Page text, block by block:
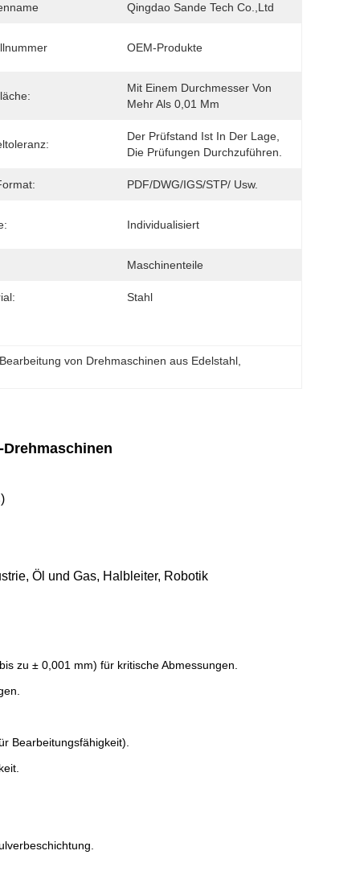
Qingdao Sande Tech Co.,Ltd
OEM-Produkte
Mit Einem Durchmesser Von
Mehr Als 0,01 Mm
Der Prüfstand Ist In Der Lage,
Die Prüfungen Durchzuführen.
PDF/DWG/IGS/STP/ Usw.
Individualisiert
Maschinenteile
Stahl
von Drehmaschinen aus Edelstahl
Öl und Gas, Halbleiter, Robotik
zu ± 0,001 mm) für kritische Abmessungen.
Bearbeitungsfähigkeit).